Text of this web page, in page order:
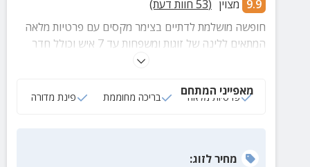
9.9 מצוין (
53 חוות דעת)
חופשה מושלמת לדתיים בצימר מקסים עם פרטיות מלאה
המתאים ללינה של זוגות ומשפחות עד 7 איש וכולל חדר
שינה פרטי להורים, 5 מזרנים לילדים, שוען שבת, פלטה
מאפייני המתחם
פרטיות מלאה בריכה מחוממת פינת מדורה
מחירלזוג: